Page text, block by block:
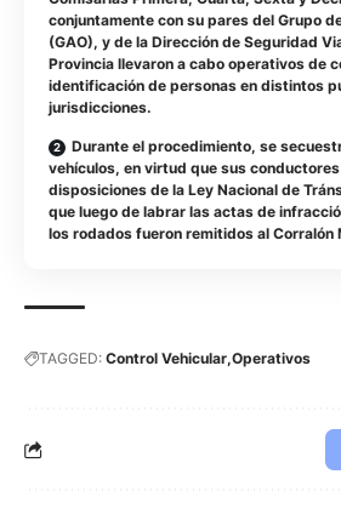
conjuntamente con su pares del Grupo
(GAO), y de la Dirección de Seguridad
Provincia llevaron a cabo operativos de
identificación de personas en distintos
jurisdicciones.
Durante el procedimiento, se
vehículos, en virtud que sus
disposiciones de la Ley Nacional de
que luego de labrar las actas de
los rodados fueron remitidos al Corralón
TAGGED: Control Vehicular Operativos